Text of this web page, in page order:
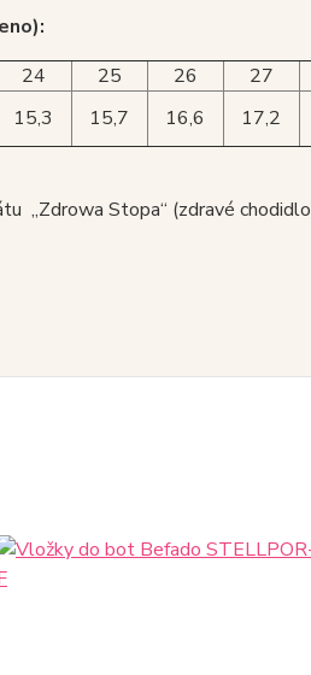
24 25 26 27
15,3 15,7 16,6 17,2
„Zdrowa Stopa“ (zdravé